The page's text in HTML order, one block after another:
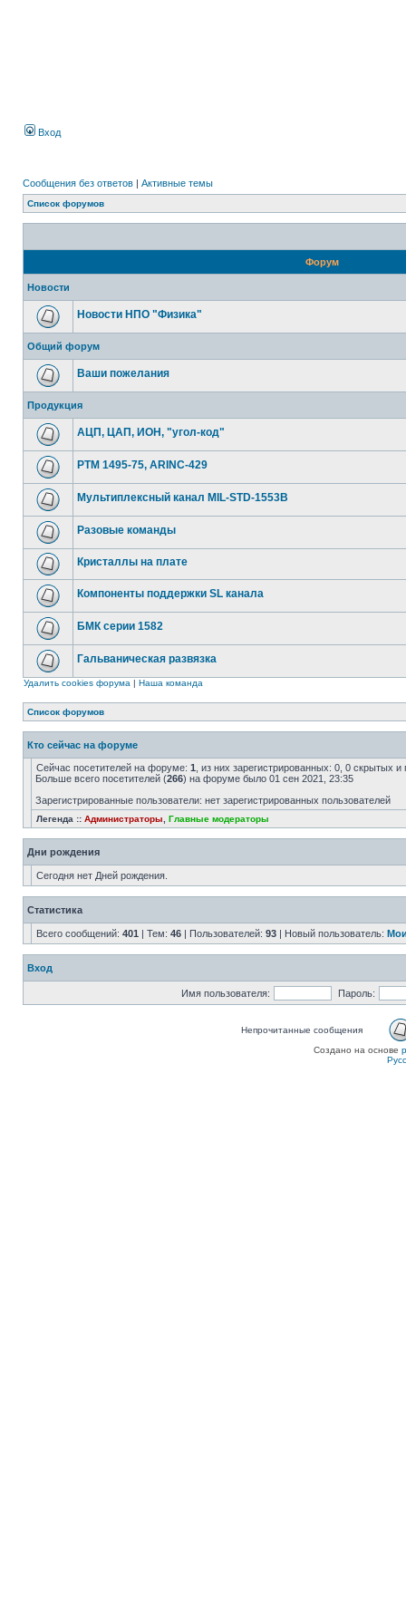
Вход
Сообщения без ответов | Активные темы
Список форумов
Форум
Новости
Новости НПО "Физика"
Общий форум
Ваши пожелания
Продукция
АЦП, ЦАП, ИОН, "угол-код"
РТМ 1495-75, ARINC-429
Мультиплексный канал MIL-STD-1553B
Разовые команды
Кристаллы на плате
Компоненты поддержки SL канала
БМК серии 1582
Гальваническая развязка
Удалить cookies форума | Наша команда
Список форумов
Кто сейчас на форуме
Сейчас посетителей на форуме: 1 , из них зарегистрированных: 0, 0 скрытых
Больше всего посетителей (266) на форуме было 01 сен 2021, 23:35
Зарегистрированные пользователи: нет зарегистрированных пользователей
Легенда :: Администраторы Главные модераторы
Дни рождения
Сегодня нет Дней рождения.
Статистика
Всего сообщений: 401 | Тем: 46 | Пользователей: 93 | Новый пользователь:
Вход
Имя пользователя: Пароль:
Непрочитанные сообщения
Создано на основе